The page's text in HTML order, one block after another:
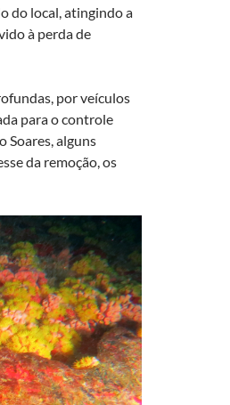
do local, atingindo a
à perda de
por veículos
para o controle
Soares, alguns
da remoção, os